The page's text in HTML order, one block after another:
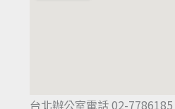
台北辦公室電話 02-7786185